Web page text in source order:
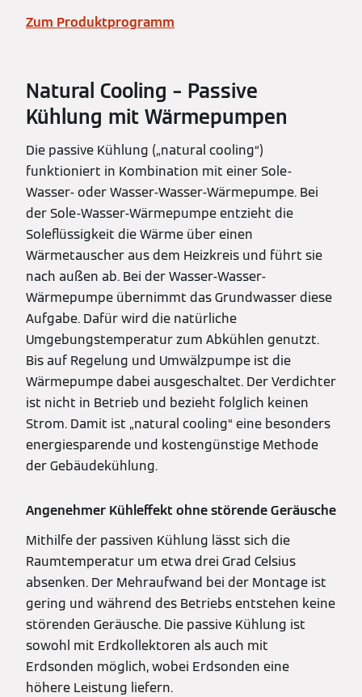
Zum Produktprogramm
Natural Cooling – Passive
Kühlung mit Wärmepumpen
Die passive Kühlung („natural cooling“)
funktioniert in Kombination mit einer Sole-
Wasser- oder Wasser-Wasser-Wärmepumpe. Bei
der Sole-Wasser-Wärmepumpe entzieht die
Soleflüssigkeit die Wärme über einen
Wärmetauscher aus dem Heizkreis und führt sie
nach außen ab. Bei der Wasser-Wasser-
Wärmepumpe übernimmt das Grundwasser diese
Aufgabe. Dafür wird die natürliche
Umgebungstemperatur zum Abkühlen genutzt.
Bis auf Regelung und Umwälzpumpe ist die
Wärmepumpe dabei ausgeschaltet. Der Verdichter
ist nicht in Betrieb und bezieht folglich keinen
Strom. Damit ist „natural cooling“ eine besonders
energiesparende und kostengünstige Methode
der Gebäudekühlung.
Angenehmer Kühleffekt ohne störende Geräusche
Mithilfe der passiven Kühlung lässt sich die
Raumtemperatur um etwa drei Grad Celsius
absenken. Der Mehraufwand bei der Montage ist
gering und während des Betriebs entstehen keine
störenden Geräusche. Die passive Kühlung ist
sowohl mit Erdkollektoren als auch mit
Erdsonden möglich, wobei Erdsonden eine
höhere Leistung liefern.